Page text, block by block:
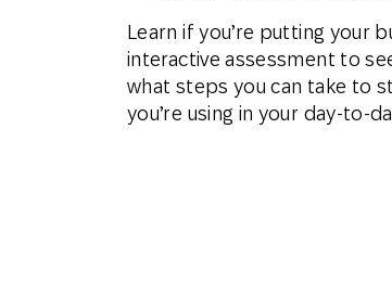
Learn if you’re putting your
interactive assessment to
what steps you can take to
you’re using in your day-to-